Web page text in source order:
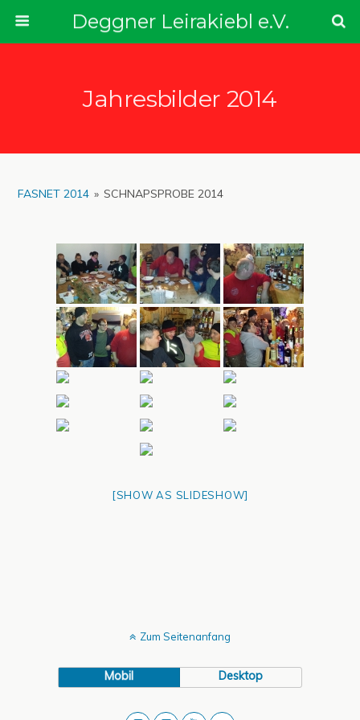
Deggner Leirakiebl e.V.
Jahresbilder 2014
FASNET 2014 » SCHNAPSPROBE 2014
[SHOW AS SLIDESHOW]
Zum Seitenanfang
Mobil Desktop